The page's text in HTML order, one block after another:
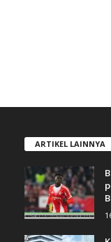
ARTIKEL LAINNYA